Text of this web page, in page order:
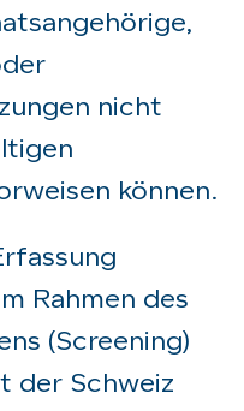
nicht
können.
Rahmen des
(Screening)
der Schweiz